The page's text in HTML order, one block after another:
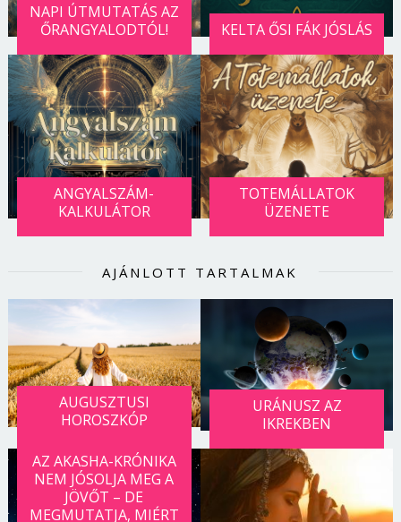
NAPI ÚTMUTATÁS AZ
ŐRANGYALODTÓL!
KELTA ŐSI FÁK JÓSLÁS
ANGYALSZÁM-
KALKULÁTOR
TOTEMÁLLATOK
ÜZENETE
AJÁNLOTT TARTALMAK
AUGUSZTUSI
HOROSZKÓP
URÁNUSZ AZ
IKREKBEN
AZ AKASHA-KRÓNIKA
NEM JÓSOLJA MEG A
JÖVŐT – DE
MEGMUTATJA, MIÉRT